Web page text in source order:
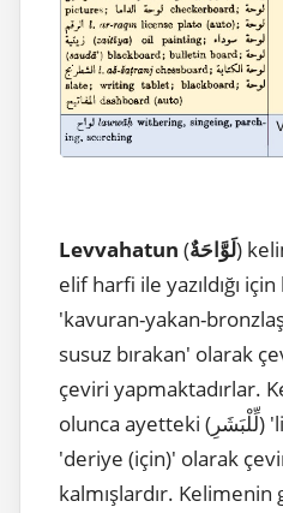
Levvahatun (لَوَّاحَةٌ)
elif harfi ile yazıldığı
'kavuran-yakan-
susuz bırakan' olarak
çeviri yapmaktadırlar.
olunca ayetteki (لِّلْبَشَرِ) 'l
'deriye (için)' olarak
kalmışlardır.